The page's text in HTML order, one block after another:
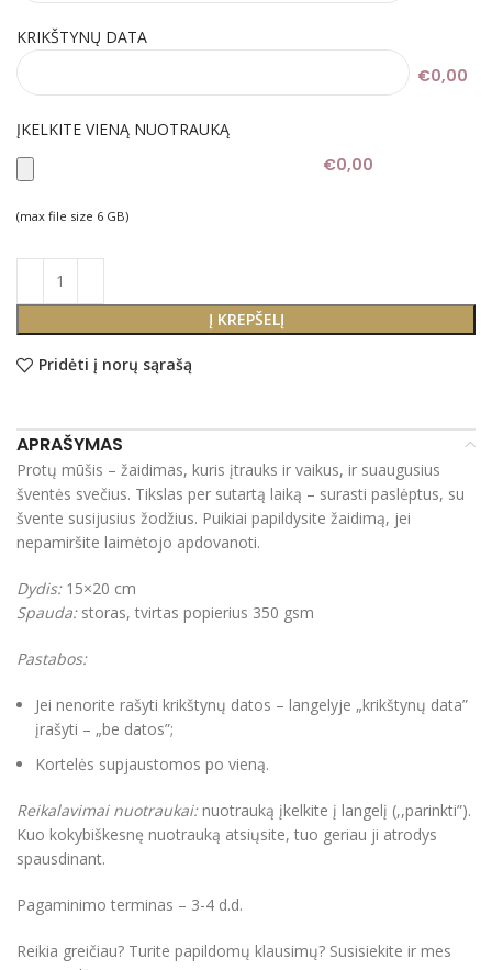
KRIKŠTYNŲ DATA
€0,00
ĮKELKITE VIENĄ NUOTRAUKĄ
(max file size 6 GB)
€0,00
Į KREPŠELĮ
Pridėti į norų sąrašą
APRAŠYMAS
Protų mūšis – žaidimas, kuris įtrauks ir vaikus, ir suaugusius
šventės svečius. Tikslas per sutartą laiką – surasti paslėptus, su
švente susijusius žodžius. Puikiai papildysite žaidimą, jei
nepamiršite laimėtojo apdovanoti.
Dydis:15×20 cm
Spauda:storas, tvirtas popierius 350 gsm
Pastabos:
Jei nenorite rašyti krikštynų datos – langelyje „krikštynų data”
įrašyti – „be datos”;
Kortelės supjaustomos po vieną.
Reikalavimai nuotraukai:nuotrauką įkelkite į langelį (,,parinkti”).
Kuo kokybiškesnę nuotrauką atsiųsite, tuo geriau ji atrodys
spausdinant.
Pagaminimo terminas – 3-4 d.d.
Reikia greičiau? Turite papildomų klausimų? Susisiekite ir mes